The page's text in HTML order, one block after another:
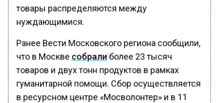
товары распределяются между
нуждающимися.
Ранее Вести Московского региона сообщили,
что в Москве собрали более 23 тысяч
товаров и двух тонн продуктов в рамках
гуманитарной помощи. Сбор осуществляется
в ресурсном центре «Мосволонтер» и в 11